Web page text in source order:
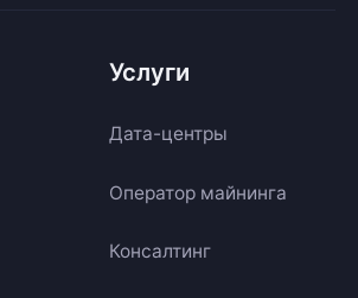
Услуги
Дата-центры
Оператор майнинга
Консалтинг